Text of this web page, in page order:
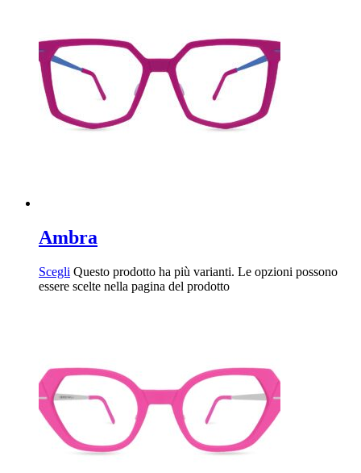
Ambra
Scegli Questo prodotto ha più varianti. Le opzioni possono
essere scelte nella pagina del prodotto